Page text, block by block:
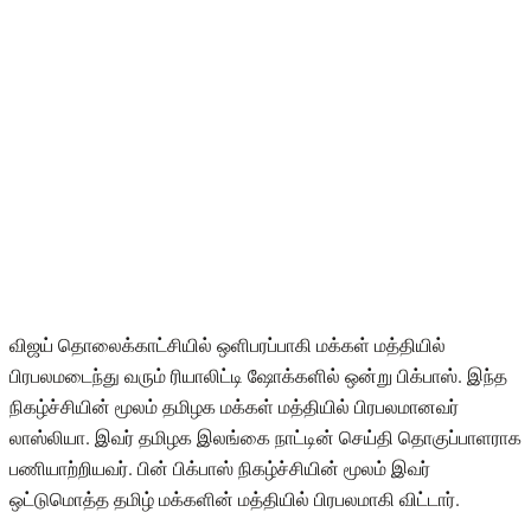
விஜய் தொலைக்காட்சியில் ஒளிபரப்பாகி மக்கள் மத்தியில்
பிரபலமடைந்து வரும் ரியாலிட்டி ஷோக்களில் ஒன்று பிக்பாஸ். இந்த
நிகழ்ச்சியின் மூலம் தமிழக மக்கள் மத்தியில் பிரபலமானவர்
லாஸ்லியா. இவர் தமிழக இலங்கை நாட்டின் செய்தி தொகுப்பாளராக
பணியாற்றியவர். பின் பிக்பாஸ் நிகழ்ச்சியின் மூலம் இவர்
ஒட்டுமொத்த தமிழ் மக்களின் மத்தியில் பிரபலமாகி விட்டார்.